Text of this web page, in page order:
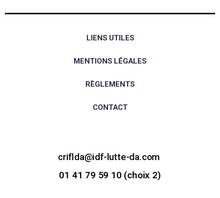
LIENS UTILES
MENTIONS LÉGALES
RÈGLEMENTS
CONTACT
criflda@idf-lutte-da.com
01 41 79 59 10 (choix 2)